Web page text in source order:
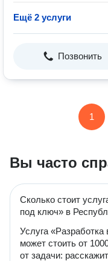
Ещё 2 услуги
Позвонить
1
Вы часто
Сколько стоит
под ключ» в
Услуга
может стоить от
от задачи: